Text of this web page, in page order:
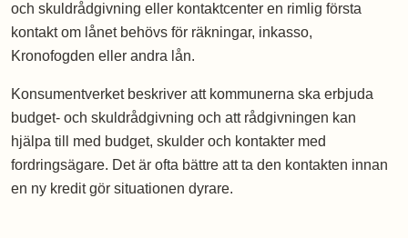
och skuldrådgivning eller kontaktcenter en rimlig första
kontakt om lånet behövs för räkningar, inkasso,
Kronofogden eller andra lån.
Konsumentverket beskriver att kommunerna ska erbjuda
budget- och skuldrådgivning och att rådgivningen kan
hjälpa till med budget, skulder och kontakter med
fordringsägare. Det är ofta bättre att ta den kontakten innan
en ny kredit gör situationen dyrare.